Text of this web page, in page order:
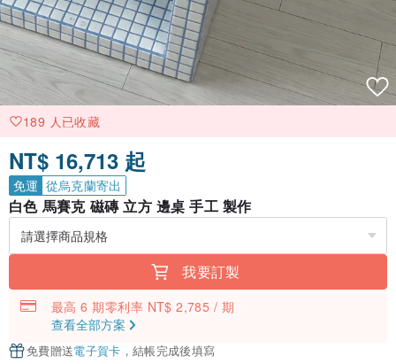
189 人已收藏
NT$ 16,713 起
免運 從烏克蘭寄出
白色 馬賽克 磁磚 立方 邊桌 手工 製作
我要訂製
最高 6 期零利率 NT$ 2,785 / 期
查看全部方案
免費贈送電子賀卡 ，結帳完成後填寫